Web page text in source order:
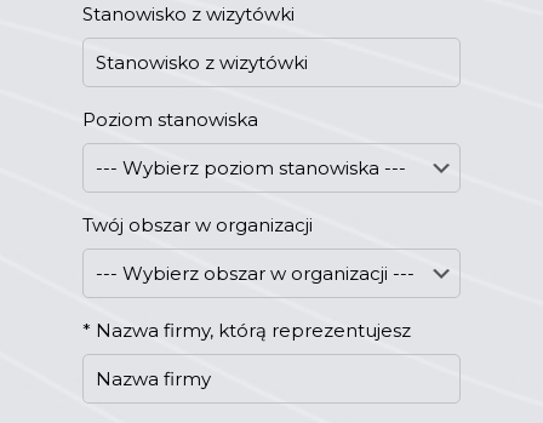
Stanowisko z wizytówki
Poziom stanowiska
Twój obszar w organizacji
* Nazwa firmy, którą reprezentujesz